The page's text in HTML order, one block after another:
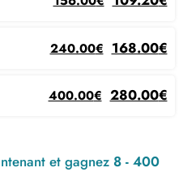
Le prix initial était :
240.00€Le prix
168.00€
Le prix initial était :
400.00€Le prix
280.00€
et gagnez 8 - 400